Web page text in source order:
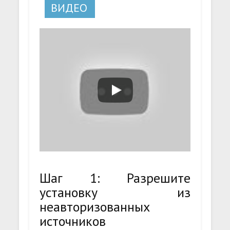
ВИДЕО
Шаг 1: Разрешите
установку из
неавторизованных
источников